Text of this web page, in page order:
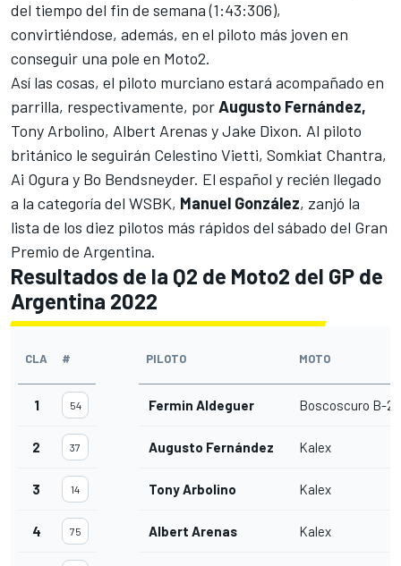
del tiempo del fin de semana (1:43:306),
convirtiéndose, además, en el piloto más joven en
conseguir una pole en Moto2.
Así las cosas, el piloto murciano estará acompañado en
parrilla, respectivamente, porAugusto Fernández,
Tony Arbolino, Albert Arenas yJake Dixon. Al piloto
británico le seguirán Celestino Vietti, Somkiat Chantra,
Ai Ogura y Bo Bendsneyder. El español y recién llegado
a la categoría del WSBK, Manuel González, zanjó la
lista de los diez pilotos más rápidos del sábado del Gran
Premio de Argentina.
Resultados de la Q2 de Moto2 del GP de
Argentina 2022
CLA # PILOTO MOTO
1 54 Fermin Aldeguer Boscoscuro B-21
2 37 Augusto Fernández Kalex
3 14 Tony Arbolino Kalex
4 75 Albert Arenas Kalex